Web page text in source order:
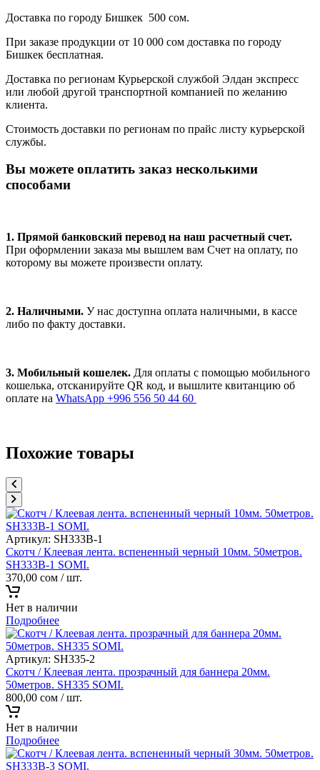
Доставка по городу Бишкек 500 сом.
При заказе продукции от 10 000 сом доставка по городу
Бишкек бесплатная.
Доставка по регионам Курьерской службой Элдан экспресс
или любой другой транспортной компанией по желанию
клиента.
Стоимость доставки по регионам по прайс листу курьерской
службы.
Вы можете оплатить заказ несколькими
способами
1. Прямой банковский перевод на наш расчетный счет.
При оформлении заказа мы вышлем вам Счет на оплату, по
которому вы можете произвести оплату.
2. Наличными. У нас доступна оплата наличными, в кассе
либо по факту доставки.
3. Мобильный кошелек. Для оплаты с помощью мобильного
кошелька, отсканируйте QR код, и вышлите квитанцию об
оплате на WhatsApp +996 556 50 44 60
Похожие товары
Артикул: SH333B-1
Скотч / Клеевая лента. вспененный черный 10мм. 50метров.
SH333B-1 SOMI.
370,00 сом / шт.
Нет в наличии
Подробнее
Артикул: SH335-2
Скотч / Клеевая лента. прозрачный для баннера 20мм.
50метров. SH335 SOMI.
800,00 сом / шт.
Нет в наличии
Подробнее